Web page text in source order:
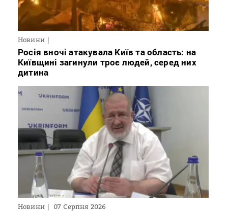
Новини
Росія вночі атакувала Київ та область: на
Київщині загинули троє людей, серед них
дитина
Новини 07 Серпня 2026